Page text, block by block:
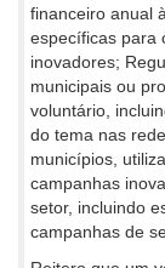
financeiro anual
específicas para
inovadores;
municipais ou
voluntário,
do tema nas
municípios,
campanhas
setor, incluindo
campanhas de